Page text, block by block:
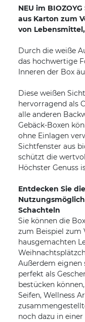
NEU im
aus Karton zum
von
Durch die weiße
das hochwertige
Inneren der Box
Diese weißen
hervorragend als
alle anderen
Gebäck-Boxen
ohne Einlagen
Sichtfenster aus
schützt die
Höchster Genuss
Entdecken Sie
Schachteln
Sie können die
zum Beispiel zum
hausgemachten
Außerdem eignen
perfekt als
bestücken
Seifen, Wellness
noch dazu in